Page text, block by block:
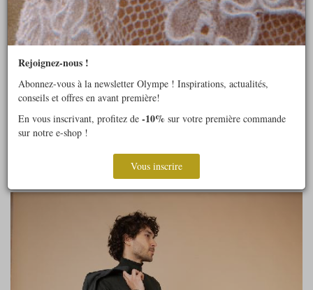
Rejoignez-nous !
Abonnez-vous à la newsletter Olympe ! Inspirations, actualités,
conseils et offres en avant première!
En vous inscrivant, profitez de -10% sur votre première commande
sur notre e-shop !
Vous inscrire